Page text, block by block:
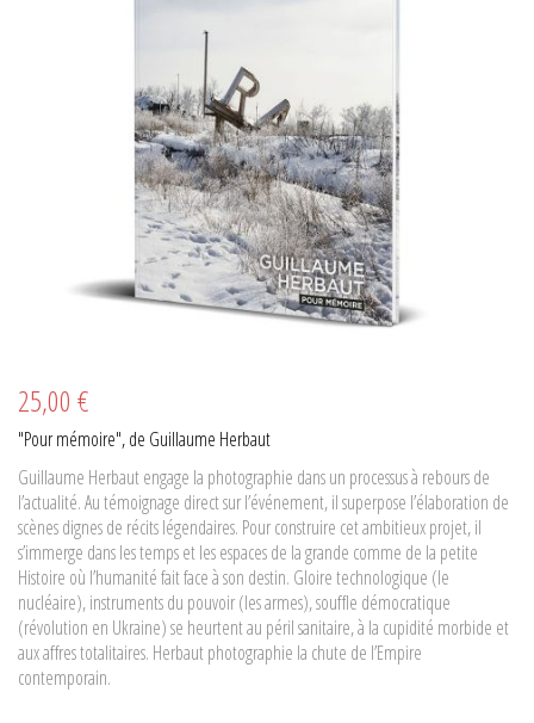
25,00 €
"Pour mémoire", de Guillaume Herbaut
Guillaume Herbaut engage la photographie dans un processus à rebours de
l’actualité. Au témoignage direct sur l’événement, il superpose l’élaboration de
scènes dignes de récits légendaires. Pour construire cet ambitieux projet, il
s’immerge dans les temps et les espaces de la grande comme de la petite
Histoire où l’humanité fait face à son destin. Gloire technologique (le
nucléaire), instruments du pouvoir (les armes), souffle démocratique
(révolution en Ukraine) se heurtent au péril sanitaire, à la cupidité morbide et
aux affres totalitaires. Herbaut photographie la chute de l’Empire
contemporain.